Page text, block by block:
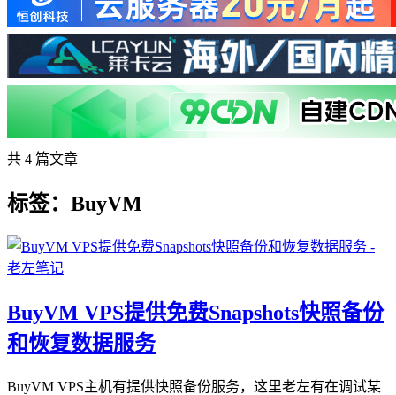
共 4 篇文章
标签：BuyVM
BuyVM VPS提供免费Snapshots快照备份
和恢复数据服务
BuyVM VPS主机有提供快照备份服务，这里老左有在调试某